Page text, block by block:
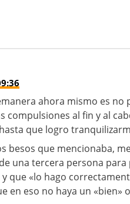
ahora mismo es no
compulsiones al fin y al
que logro
besos que mencionaba,
una tercera persona
que «lo hago
en eso no haya un «bien»